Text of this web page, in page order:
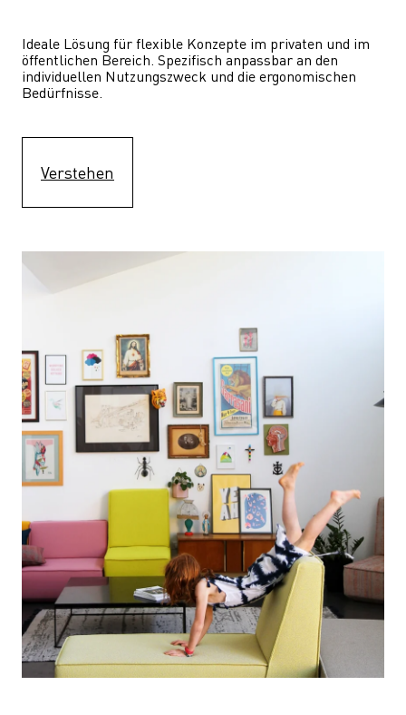
Ideale Lösung für flexible Konzepte im privaten und im
öffentlichen Bereich. Spezifisch anpassbar an den
individuellen Nutzungszweck und die ergonomischen
Bedürfnisse.
Verstehen